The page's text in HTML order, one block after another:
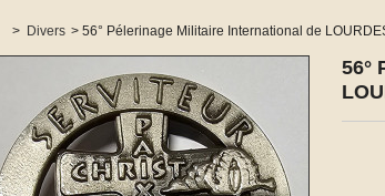
> Divers > 56° Pélerinage Militaire International de
56°